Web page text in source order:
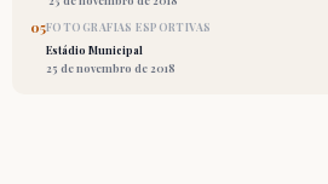
05FOTOGRAFIAS ESPORTIVAS
Estádio Municipal
25 de novembro de 2018